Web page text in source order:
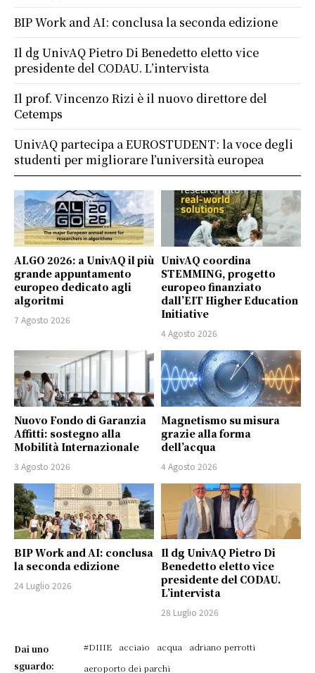
ALGO 2026: a UnivAQ il più
grande appuntamento
europeo dedicato agli
algoritmi
7 Agosto 2026
UnivAQ coordina
STEMMING, progetto
europeo finanziato
dall’EIT Higher Education
Initiative
4 Agosto 2026
Nuovo Fondo di Garanzia
Affitti: sostegno alla
Mobilità Internazionale
3 Agosto 2026
Magnetismo su misura
grazie alla forma
dell’acqua
4 Agosto 2026
BIP Work and AI: conclusa
la seconda edizione
24 Luglio 2026
Il dg UnivAQ Pietro Di
Benedetto eletto vice
presidente del CODAU.
L’intervista
28 Luglio 2026
Dai uno
sguardo:
#DIIIE acciaio acqua
adriano perrotti
aeroporto dei parchi
BIP Work and AI: conclusa la seconda edizione
Il dg UnivAQ Pietro Di Benedetto eletto vice
presidente del CODAU. L’intervista
Il prof. Vincenzo Rizi è il nuovo direttore del
Cetemps
UnivAQ partecipa a EUROSTUDENT: la voce degli
studenti per migliorare l’università europea